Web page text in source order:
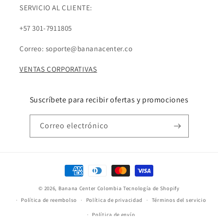
SERVICIO AL CLIENTE:
+57 301-7911805
Correo: soporte@bananacenter.co
VENTAS CORPORATIVAS
Suscríbete para recibir ofertas y promociones
Correo electrónico
Formas
de
pago
© 2026, Banana Center Colombia Tecnología de Shopify
Política de reembolso
Política de privacidad Términos del servicio
Política de envío